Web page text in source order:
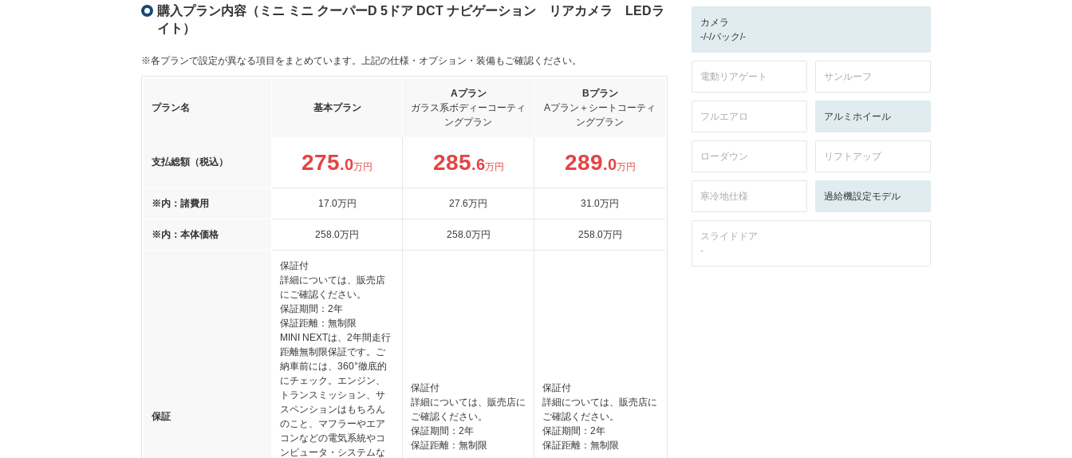
購入プラン内容（ミニ ミニ クーパーD 5ドア DCT ナビゲーション リアカメラ LEDラ
イト）
※各プランで設定が異なる項目をまとめています。上記の仕様・オプション・装備もご確認ください。
プラン名 基本プラン
Aプラン
ガラス系ボディーコーティ
ングプラン
Bプラン
Aプラン＋シートコーティ
ングプラン
支払総額（税込） 275.0万円 285.6万円 289.0万円
※内：諸費用 17.0万円 27.6万円 31.0万円
※内：本体価格 258.0万円 258.0万円 258.0万円
保証
保証付
詳細については、販売店
にご確認ください。
保証期間：2年
保証距離：無制限
MINI NEXTは、2年間走行
距離無制限保証です。ご
納車前には、360°徹底的
にチェック。エンジン、
トランスミッション、サ
スペンションはもちろん
のこと、マフラーやエア
コンなどの電気系統やコ
ンピュータ・システムな
保証付
詳細については、販売店に
ご確認ください。
保証期間：2年
保証距離：無制限
保証付
詳細については、販売店に
ご確認ください。
保証期間：2年
保証距離：無制限
カメラ
-/-/バック/-
電動リアゲート サンルーフ
フルエアロ アルミホイール
ローダウン リフトアップ
寒冷地仕様 過給機設定モデル
スライドドア
-